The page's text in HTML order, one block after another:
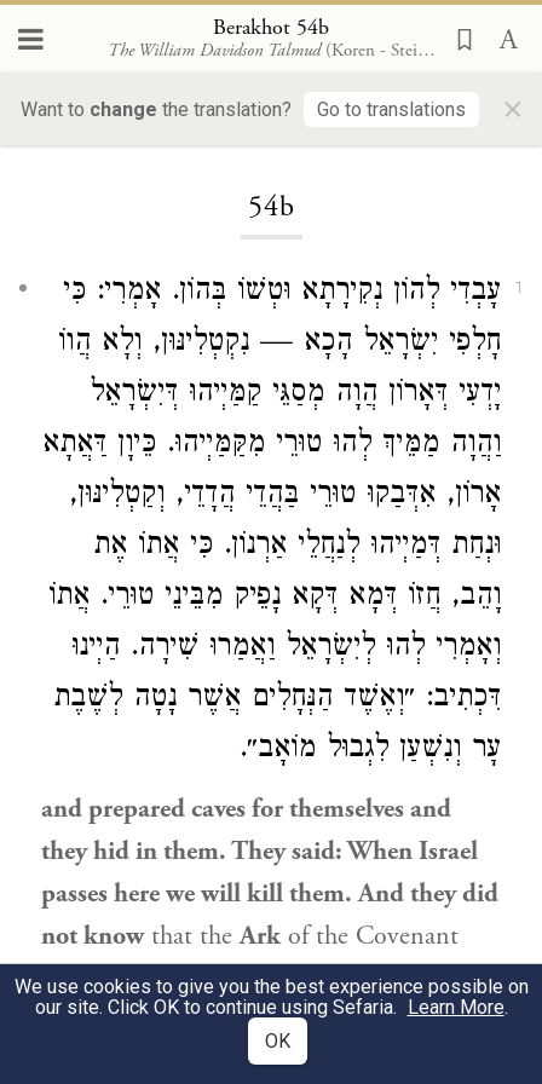
Berakhot 54b
The William Davidson Talmud (Koren - Steinsaltz)
Want to change the translation? Go to translations ×
54b
1
עָבְדִי לְהוֹן נְקִירָתָא וּטְשׁוֹ בְּהוֹן. אָמְרִי: כִּי
חָלְפִי יִשְׂרָאֵל הָכָא — נִקְטְלִינּוּן, וְלָא הֲווֹ
יָדְעִי דְּאָרוֹן הֲוָה מְסַגֵּי קַמַּיְיהוּ דְּיִשְׂרָאֵל
וַהֲוָה מַמֵּיךְ לְהוּ טוּרֵי מִקַּמַּיְיהוּ. כֵּיוָן דַּאֲתָא
אָרוֹן, אִדְּבַקוּ טוּרֵי בַּהֲדֵי הֲדָדֵי, וְקַטְלִינּוּן,
וּנְחַת דְּמַיְיהוּ לְנַחֲלֵי אַרְנוֹן. כִּי אֲתוֹ אֶת
וָהֵב, חֲזוֹ דְּמָא דְּקָא נָפֵיק מִבֵּינֵי טוּרֵי. אֲתוֹ
וְאָמְרִי לְהוּ לְיִשְׂרָאֵל וַאֲמַרוּ שִׁירָה. הַיְינוּ
דִּכְתִיב: ״וְאֶשֶׁד הַנְּחָלִים אֲשֶׁר נָטָה לְשֶׁבֶת
עָר וְנִשְׁעַן לִגְבוּל מוֹאָב״.
and prepared caves for themselves and
they hid in them. They said: WhenIsrael
passes here we will kill them. And they did
not knowthat theArkof the Covenant
precededthechildren ofIsraeland would
flatten mountains before them. Whenthe
Ark came, the mountains adhered one to
We use cookies to give you the best experience possible on
our site. Click OK to continue using Sefaria. Learn More.
OK